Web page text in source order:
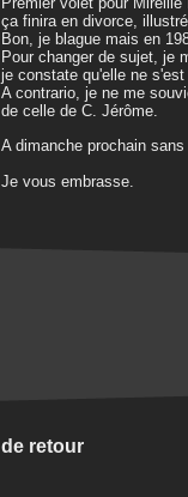
ça finira en divorce,
Bon, je blague mais en
Pour changer de sujet, je
je constate qu'elle ne
A contrario, je ne me
de celle de C. Jérôme.
A dimanche prochain
Je vous embrasse.
de retour